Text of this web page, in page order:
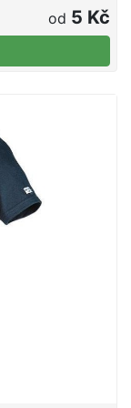
od 5 Kč